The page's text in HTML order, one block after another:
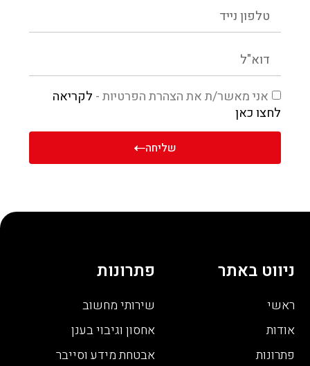
אני מאשר/ת את הצהרת הפרטיות - לקריאה
לחצו כאן
שליחה
ניווט באתר
ראשי
אודות
פתרונות
פתרונות
שירותי מחשוב
אחסון וגיבוי בענן
אבטחת מידע וסייבר